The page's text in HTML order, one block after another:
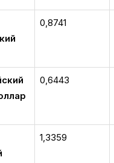
0,8741
0,6443
1,3359